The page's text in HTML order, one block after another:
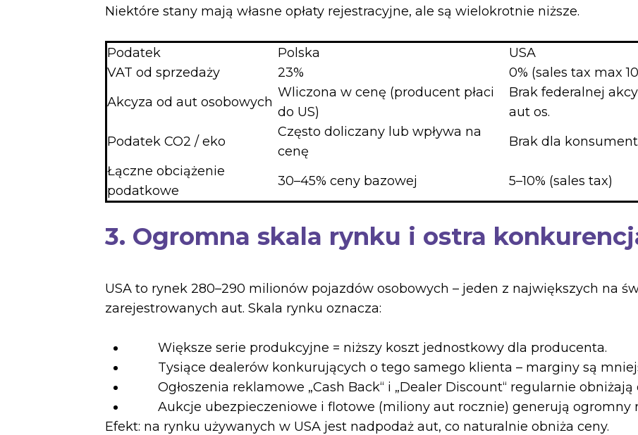
Niektóre stany mają własne opłaty rejestracyjne, ale są wielokrotnie niższe.
Podatek Polska USA
VAT od sprzedaży
23% 0% (sales tax max
Akcyza od aut osobowych
Wliczona w cenę (producent płaci
do US)
Brak federalnej
aut os.
Podatek CO2 / eko
Często doliczany lub wpływa na
cenę
Brak dla
Łączne obciążenie
podatkowe
30–45% ceny bazowej 5–10% (sales tax)
3. Ogromna skala rynku i ostra
USA to rynek 280–290 milionów pojazdów osobowych – jeden z największych na
zarejestrowanych aut. Skala rynku oznacza:
Większe serie produkcyjne = niższy koszt jednostkowy dla producenta.
Tysiące dealerów konkurujących o tego samego klienta – marginy są
Ogłoszenia reklamowe „Cash Back“ i „Dealer Discount“ regularnie obniżają
Aukcje ubezpieczeniowe i flotowe (miliony aut rocznie) generują ogromny
Efekt: na rynku używanych w USA jest nadpodaż aut, co naturalnie obniża ceny.